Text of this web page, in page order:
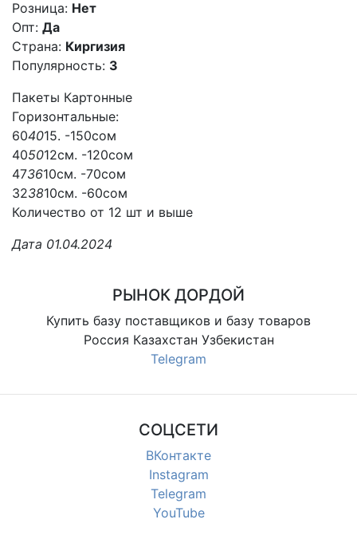
Розница: Нет
Опт: Да
Страна: Киргизия
Популярность: 3
Пакеты Картонные
Горизонтальные:
604015. -150сом
405012см. -120сом
473610см. -70сом
323810см. -60сом
Количество от 12 шт и выше
Дата 01.04.2024
РЫНОК ДОРДОЙ
Купить базу поставщиков и базу товаров
Россия Казахстан Узбекистан
Telegram
СОЦСЕТИ
ВКонтакте
Instagram
Telegram
YouTube